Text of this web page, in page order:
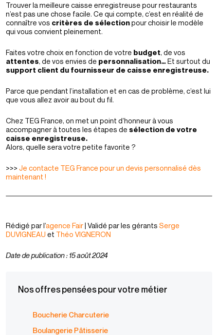
Nos offres pensées pour votre métier
Boucherie Charcuterie
Boulangerie Pâtisserie
Trouver la meilleure caisse enregistreuse pour restaurants
n’est pas une chose facile. Ce qui compte, c’est en réalité de
connaître vos critères de sélectionpour choisir le modèle
qui vous convient pleinement.
Faites votre choix en fonction de votre budget, de vos
attentes, de vos envies de personnalisation…Et surtout du
support client du fournisseur de caisse enregistreuse.
Parce que pendant l’installation et en cas de problème, c’est lui
que vous allez avoir au bout du fil.
Chez TEG France, on met un point d’honneur à vous
accompagner à toutes les étapes de sélection de votre
caisse enregistreuse.
Alors, quelle sera votre petite favorite ?
>>> Je contacte TEG France pour un devis personnalisé dès
maintenant !
Rédigé par l’agence Fair| Validé par les gérants Serge
DUVIGNEAU et Théo VIGNERON
Date de publication : 15 août 2024